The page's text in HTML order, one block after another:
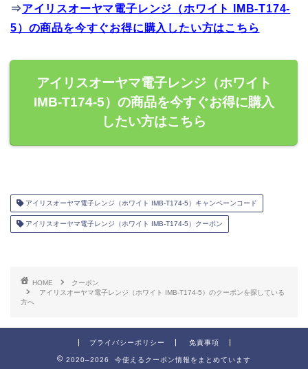
⇒アイリスオーヤマ電子レンジ（ホワイト IMB-T174-
5）の商品を今すぐお得に購入したい方はこちら
アイリスオーヤマ電子レンジ（ホワイト
IMB-T174-5）の商品を今すぐお得に購入
したい方はこちら
アイリスオーヤマ電子レンジ（ホワイト IMB-T174-5）キャンペーンコード
アイリスオーヤマ電子レンジ（ホワイト IMB-T174-5）クーポン
HOME
クーポン
アイリスオーヤマ電子レンジ（ホワイト IMB-T174-5）のクーポンを探している
方へ
プライバシーポリシー 免責事項
2020–2026 今使えるクーポン情報をまとめています